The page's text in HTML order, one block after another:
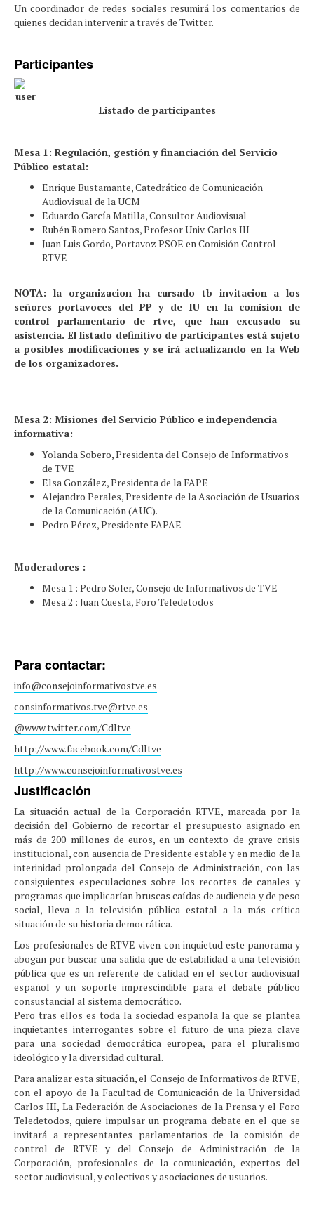
Un coordinador de redes sociales resumirá los comentarios de
quienes decidan intervenir a través de Twitter.
Participantes
Listado de participantes
Mesa 1: Regulación, gestión y financiación del Servicio
Público estatal:
Enrique Bustamante, Catedrático de Comunicación
Audiovisual de la UCM
Eduardo García Matilla, Consultor Audiovisual
Rubén Romero Santos, Profesor Univ. Carlos III
Juan Luis Gordo, Portavoz PSOE en Comisión Control
RTVE
NOTA: la organizacion ha cursado tb invitacion a los
señores portavoces del PP y de IU en la comision de
control parlamentario de rtve, que han excusado su
asistencia. El listado definitivo de participantes está sujeto
a posibles modificaciones y se irá actualizando en la Web
de los organizadores.
Mesa 2: Misiones del Servicio Público e independencia
informativa:
Yolanda Sobero, Presidenta del Consejo de Informativos
de TVE
Elsa González, Presidenta de la FAPE
Alejandro Perales, Presidente de la Asociación de Usuarios
de la Comunicación (AUC).
Pedro Pérez, Presidente FAPAE
Moderadores :
Mesa 1 : Pedro Soler, Consejo de Informativos de TVE
Mesa 2 : Juan Cuesta, Foro Teledetodos
Para contactar:
info@consejoinformativostve.es
consinformativos.tve@rtve.es
@www.twitter.com/CdItve
http://www.facebook.com/CdItve
http://www.consejoinformativostve.es
Justificación
La situación actual de la Corporación RTVE, marcada por la
decisión del Gobierno de recortar el presupuesto asignado en
más de 200 millones de euros, en un contexto de grave crisis
institucional, con ausencia de Presidente estable y en medio de la
interinidad prolongada del Consejo de Administración, con las
consiguientes especulaciones sobre los recortes de canales y
programas que implicarían bruscas caídas de audiencia y de peso
social, lleva a la televisión pública estatal a la más crítica
situación de su historia democrática.
Los profesionales de RTVE viven con inquietud este panorama y
abogan por buscar una salida que de estabilidad a una televisión
pública que es un referente de calidad en el sector audiovisual
español y un soporte imprescindible para el debate público
consustancial al sistema democrático.
Pero tras ellos es toda la sociedad española la que se plantea
inquietantes interrogantes sobre el futuro de una pieza clave
para una sociedad democrática europea, para el pluralismo
ideológico y la diversidad cultural.
Para analizar esta situación, el Consejo de Informativos de RTVE,
con el apoyo de la Facultad de Comunicación de la Universidad
Carlos III, La Federación de Asociaciones de la Prensa y el Foro
Teledetodos, quiere impulsar un programa debate en el que se
invitará a representantes parlamentarios de la comisión de
control de RTVE y del Consejo de Administración de la
Corporación, profesionales de la comunicación, expertos del
sector audiovisual, y colectivos y asociaciones de usuarios.